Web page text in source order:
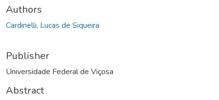
Authors
Cardinelli, Lucas de Siqueira
Publisher
Universidade Federal de Viçosa
Abstract